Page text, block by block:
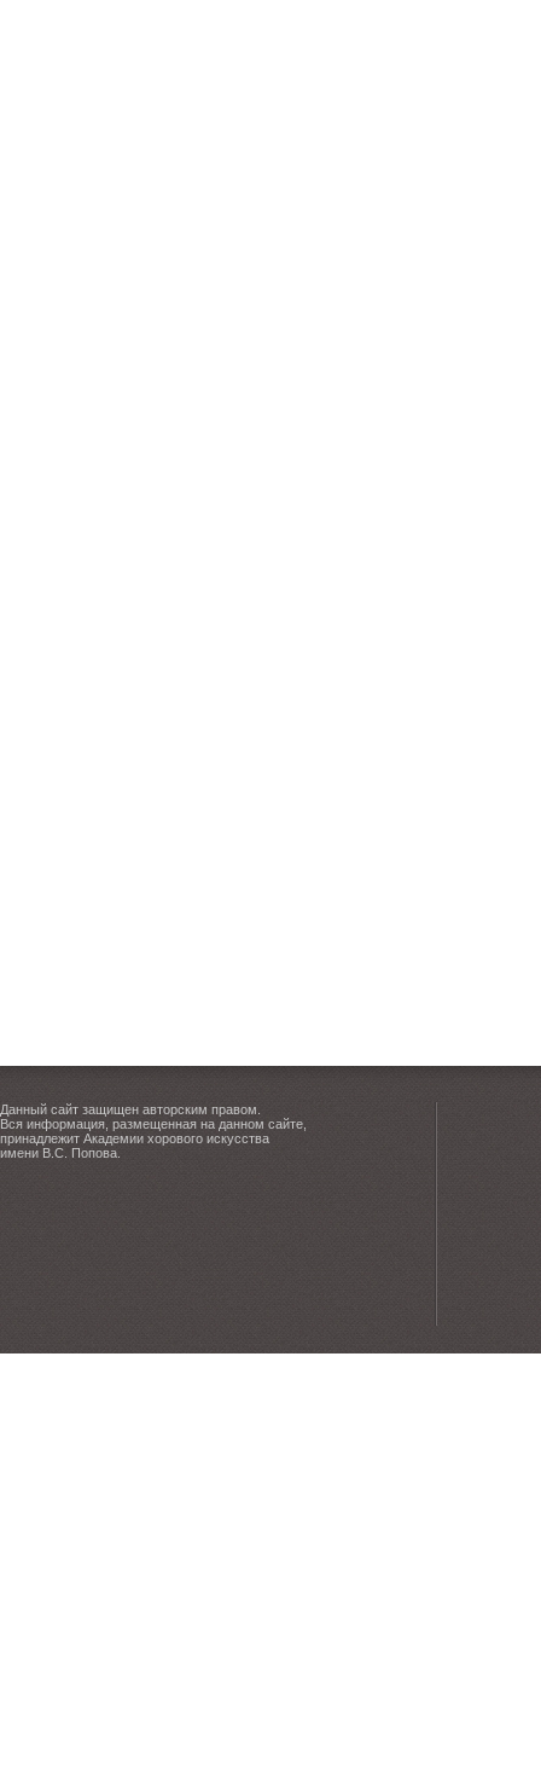
Данный сайт защищен авторским правом.
Вся информация, размещенная на данном сайте,
принадлежит Академии хорового искусства
имени В.С. Попова.